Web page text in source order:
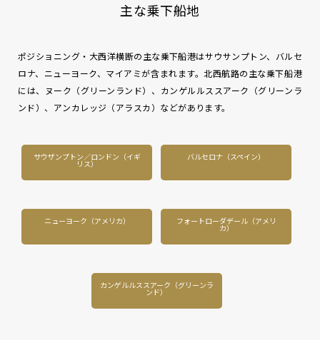
主な乗下船地
ポジショニング・大西洋横断の主な乗下船港はサウサンプトン、バルセ
ロナ、ニューヨーク、マイアミが含まれます。北西航路の主な乗下船港
には、ヌーク（グリーンランド）、カンゲルルススアーク（グリーンラ
ンド）、アンカレッジ（アラスカ）などがあります。
サウザンプトン／ロンドン（イギ
リス）
バルセロナ（スペイン）
ニューヨーク（アメリカ） フォートローダデール（アメリ
カ）
カンゲルルススアーク（グリーンラ
ンド）